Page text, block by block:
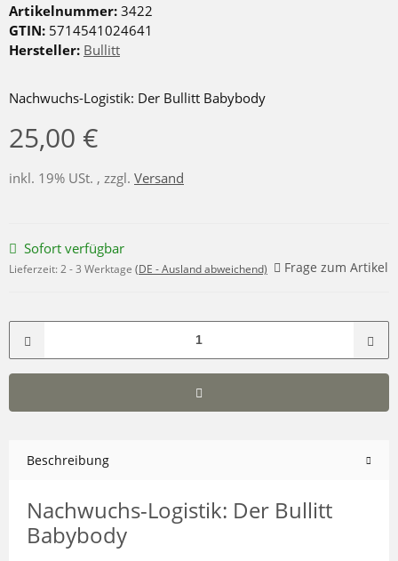
Artikelnummer: 3422
GTIN: 5714541024641
Hersteller: Bullitt
Nachwuchs-Logistik: Der Bullitt Babybody
25,00 €
inkl. 19% USt. , zzgl. Versand
Sofort verfügbar
Lieferzeit: 2 - 3 Werktage (DE - Ausland abweichend) Frage zum Artikel
Beschreibung
Nachwuchs-Logistik: Der Bullitt
Babybody